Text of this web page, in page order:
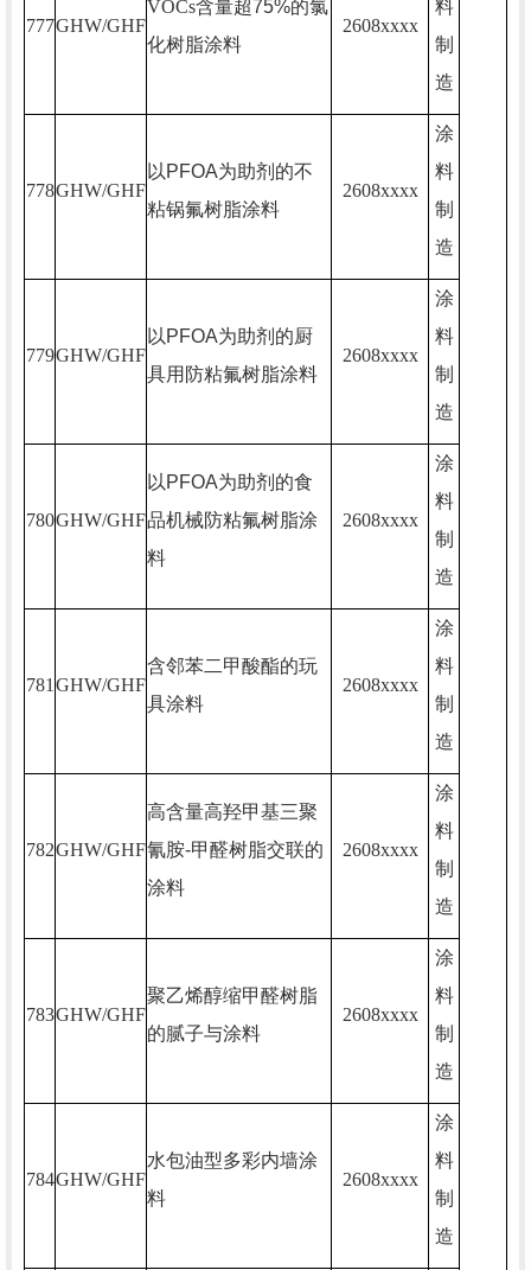
777GHW/GHF
VOCs含量超75%的氯
化树脂涂料
2608xxxx
料
制
造
778GHW/GHF
以 PFOA为助剂的不
粘锅氟树脂涂料
2608xxxx
涂
料
制
造
779GHW/GHF
以 PFOA为助剂的厨
具用防粘氟树脂涂料
2608xxxx
涂
料
制
造
780GHW/GHF
以 PFOA为助剂的食
品机械防粘氟树脂涂
料
2608xxxx
涂
料
制
造
781 GHW/GHF
含邻苯二甲酸酯的玩
具涂料
2608xxxx
涂
料
制
造
782GHW/GHF
高含量高羟甲基三聚
氰胺-甲醛树脂交联的
涂料
2608xxxx
涂
料
制
造
783GHW/GHF
聚乙烯醇缩甲醛树脂
的腻子与涂料
2608xxxx
涂
料
制
造
784GHW/GHF
水包油型多彩内墙涂
料
2608xxxx
涂
料
制
造